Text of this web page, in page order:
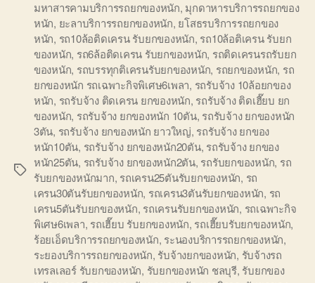
Tags
มหาสารคามบริการรถยกของหนัก, มุกดาหารบริการรถยกของ
หนัก, ยะลาบริการรถยกของหนัก, ยโสธรบริการรถยกของ
หนัก, รถ10ล้อติดเครน รับยกของหนัก, รถ10ล้อติเครน รับยก
ของหนัก, รถ6ล้อติดเครน รับยกของหนัก, รถติดเครนรถรับยก
ของหนัก, รถบรรทุกติเครนรับยกของหนัก, รถยกของหนัก, รถ
ยกของหนัก รถเฉพาะกิจพิเศษ6เพลา, รถรับจ้าง 10ล้อยกของ
หนัก, รถรับจ้าง ติดเครน ยกของหนัก, รถรับจ้าง ติดเฮี๊ยบ ยก
ของหนัก, รถรับจ้าง ยกของหนัก 10ตัน, รถรับจ้าง ยกของหนัก
3ตัน, รถรับจ้าง ยกของหนัก ยาวใหญ่, รถรับจ้าง ยกของ
หนัก10ตัน, รถรับจ้าง ยกของหนัก20ตัน, รถรับจ้าง ยกของ
หนัก25ตัน, รถรับจ้าง ยกของหนัก2ตัน, รถรับยกของหนัก, รถ
รับยกของหนักมาก, รถเครน25ตันรับยกของหนัก, รถ
เครน30ตันรับยกของหนัก, รถเครน3ตันรับยกของหนัก, รถ
เครน5ตันรับยกของหนัก, รถเครนรับยกของหนัก, รถเฉพาะกิจ
พิเศษ6เพลา, รถเฮี๊ยบ รับยกของหนัก, รถเฮี๊ยบรับยกของหนัก,
ร้อยเอ็ดบริการรถยกของหนัก, ระนองบริการรถยกของหนัก,
ระยองบริการรถยกของหนัก, รับจ้างยกของหนัก, รับจ้างรถ
เทรลเลอร์ รับยกของหนัก, รับยกของหนัก ชลบุรี, รับยกของ